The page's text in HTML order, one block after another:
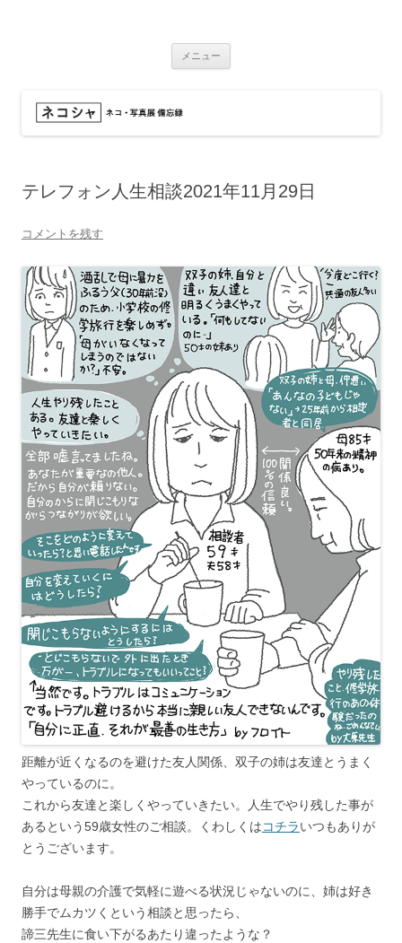
メニュー
テレフォン人生相談2021年11月29日
コメントを残す
距離が近くなるのを避けた友人関係、双子の姉は友達とうまく
やっているのに。
これから友達と楽しくやっていきたい。人生でやり残した事が
あるという59歳女性のご相談。くわしくはコチラいつもありが
とうございます。
自分は母親の介護で気軽に遊べる状況じゃないのに、姉は好き
勝手でムカツくという相談と思ったら、
諦三先生に食い下がるあたり違ったような？